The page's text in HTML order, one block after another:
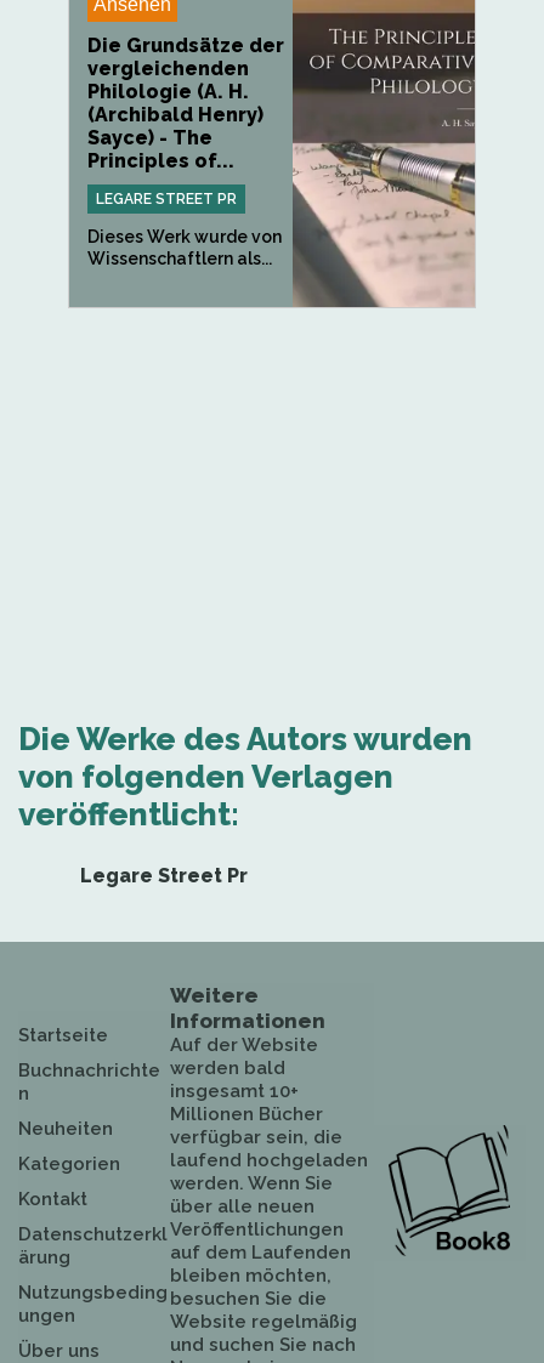
Die Grundsätze der
vergleichenden
Philologie (A. H.
(Archibald Henry)
Sayce) - The
Principles of...
LEGARE STREET PR
Dieses Werk wurde von
Wissenschaftlern als...
Die Werke des Autors wurden
von folgenden Verlagen
veröffentlicht:
Legare Street Pr
Startseite
Buchnachrichte
n
Neuheiten
Kategorien
Kontakt
Datenschutzerkl
ärung
Nutzungsbeding
ungen
Über uns
Weitere
Informationen
Auf der Website
werden bald
insgesamt 10+
Millionen Bücher
verfügbar sein, die
laufend hochgeladen
werden. Wenn Sie
über alle neuen
Veröffentlichungen
auf dem Laufenden
bleiben möchten,
besuchen Sie die
Website regelmäßig
und suchen Sie nach